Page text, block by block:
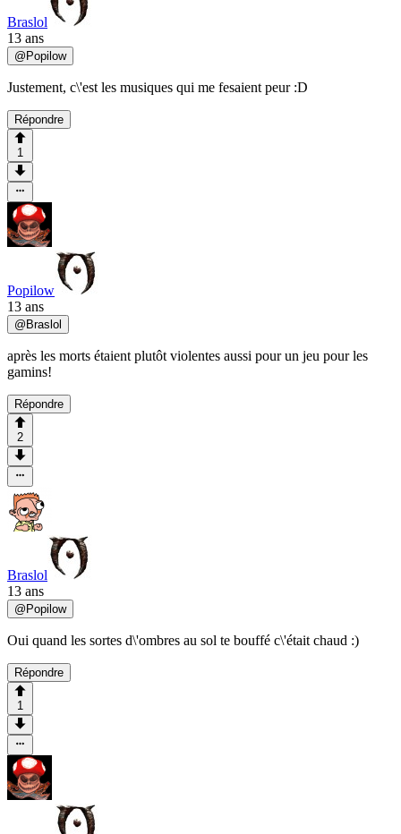
Braslol
13 ans
@Popilow
Justement, c\'est les musiques qui me fesaient peur :D
Répondre
1
Popilow
13 ans
@Braslol
après les morts étaient plutôt violentes aussi pour un jeu pour les
gamins!
Répondre
2
Braslol
13 ans
@Popilow
Oui quand les sortes d\'ombres au sol te bouffé c\'était chaud :)
Répondre
1